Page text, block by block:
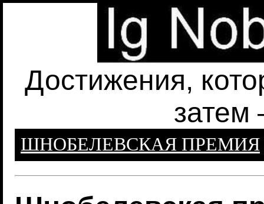
Достижения,
затем
ШНОБЕЛЕВСКАЯ ПРЕМИЯ